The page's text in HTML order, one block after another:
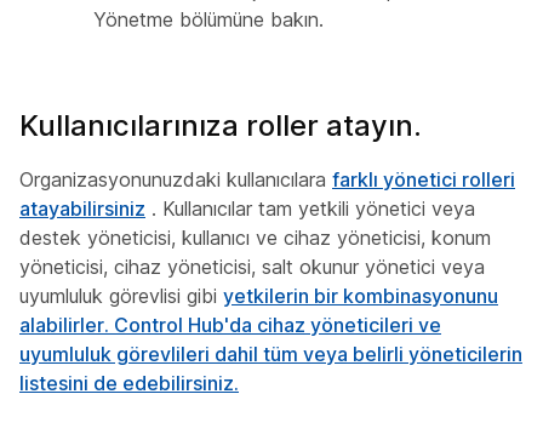
Yönetme bölümüne bakın.
Kullanıcılarınıza roller atayın.
Organizasyonunuzdaki kullanıcılara farklı yönetici rolleri
atayabilirsiniz . Kullanıcılar tam yetkili yönetici veya
destek yöneticisi, kullanıcı ve cihaz yöneticisi, konum
yöneticisi, cihaz yöneticisi, salt okunur yönetici veya
uyumluluk görevlisi gibi yetkilerin bir kombinasyonunu
alabilirler. Control Hub'da cihaz yöneticileri ve
uyumluluk görevlileri dahil tüm veya belirli yöneticilerin
listesini de edebilirsiniz.